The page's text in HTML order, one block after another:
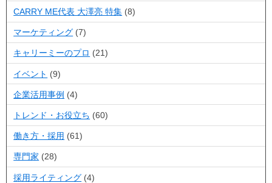
CARRY ME代表 大澤亮 特集 (8)
マーケティング (7)
キャリーミーのプロ (21)
イベント (9)
企業活用事例 (4)
トレンド・お役立ち (60)
働き方・採用 (61)
専門家 (28)
採用ライティング (4)